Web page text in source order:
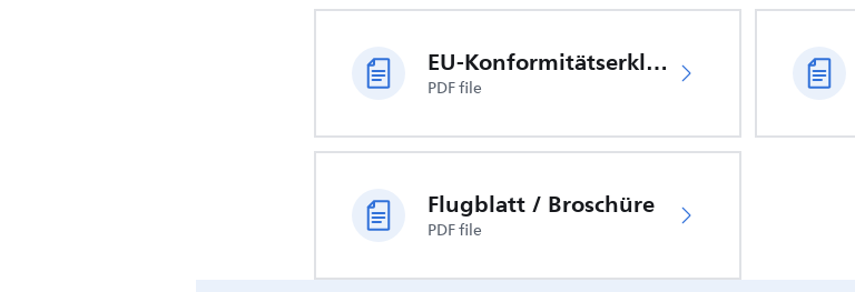
EU-Konformitätserklärung
PDF file
Flugblatt / Broschüre
PDF file